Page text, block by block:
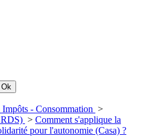
- Consommation >
> Comment s'applique la
pour l'autonomie (Casa) ?